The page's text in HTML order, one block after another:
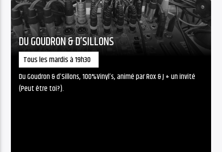
DU GOUDRON & D’SILLONS
Tous les mardis à 19h30
Du Goudron & d’Sillons, 100%Vinyl’s, animé par Rox & J + un invité
(Peut être toi?).